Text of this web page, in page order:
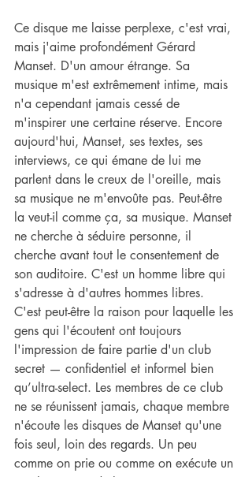
Ce disque me laisse perplexe, c'est vrai,
mais j'aime profondément Gérard
Manset. D'un amour étrange. Sa
musique m'est extrêmement intime, mais
n'a cependant jamais cessé de
m'inspirer une certaine réserve. Encore
aujourd'hui, Manset, ses textes, ses
interviews, ce qui émane de lui me
parlent dans le creux de l'oreille, mais
sa musique ne m'envoûte pas. Peut-être
la veut-il comme ça, sa musique. Manset
ne cherche à séduire personne, il
cherche avant tout le consentement de
son auditoire. C'est un homme libre qui
s'adresse à d'autres hommes libres.
C'est peut-être la raison pour laquelle les
gens qui l'écoutent ont toujours
l'impression de faire partie d'un club
secret — confidentiel et informel bien
qu’ultra-select. Les membres de ce club
ne se réunissent jamais, chaque membre
n'écoute les disques de Manset qu'une
fois seul, loin des regards. Un peu
comme on prie ou comme on exécute un